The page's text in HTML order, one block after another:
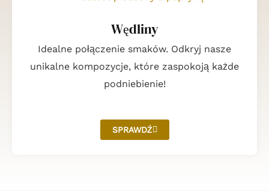
Wędliny
Idealne połączenie smaków. Odkryj nasze
unikalne kompozycje, które zaspokoją każde
podniebienie!
SPRAWDŹ